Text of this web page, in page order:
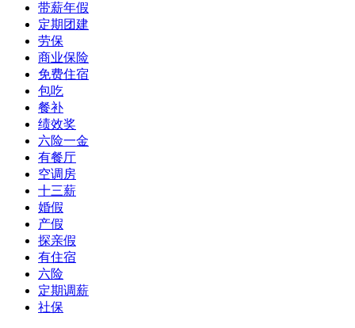
带薪年假
定期团建
劳保
商业保险
免费住宿
包吃
餐补
绩效奖
六险一金
有餐厅
空调房
十三薪
婚假
产假
探亲假
有住宿
六险
定期调薪
社保